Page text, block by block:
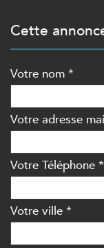
cette
Votre nom *
Votre adresse
Votre Téléphone *
Votre ville *